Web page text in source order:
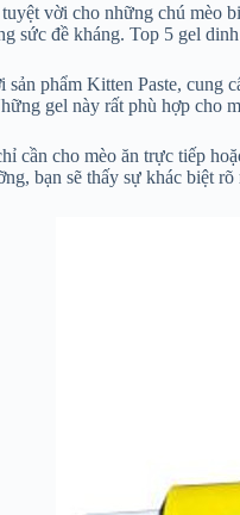
vời cho những chú mèo
sức đề kháng. Top 5 gel
phẩm Kitten Paste, cung
gel này rất phù hợp cho
cần cho mèo ăn trực tiếp
bạn sẽ thấy sự khác biệt